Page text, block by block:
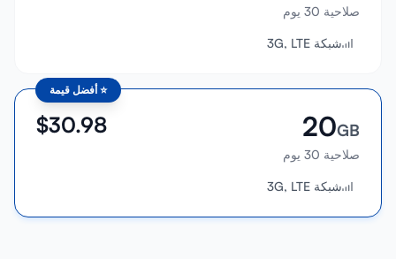
صلاحية 30 يوم
شبكة 3G, LTE
⭐أفضل قيمة
20GB
صلاحية 30 يوم
$30.98
شبكة 3G, LTE